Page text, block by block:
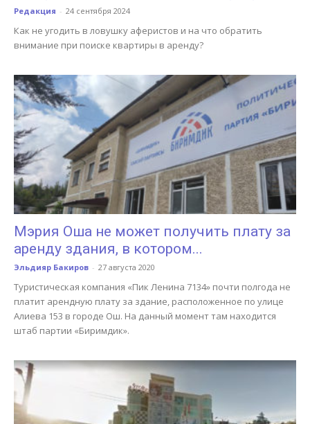
Редакция - 24 сентября 2024
Как не угодить в ловушку аферистов и на что обратить
внимание при поиске квартиры в аренду?
Мэрия Оша не может получить плату за
аренду здания, в котором...
Эльдияр Бакиров - 27 августа 2020
Туристическая компания «Пик Ленина 7134» почти полгода не
платит арендную плату за здание, расположенное по улице
Алиева 153 в городе Ош. На данный момент там находится
штаб партии «Биримдик».